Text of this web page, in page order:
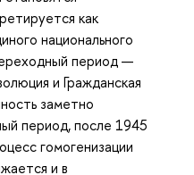
как
национального
период —
и Гражданская
заметно
период, после 1945
гомогенизации
и в